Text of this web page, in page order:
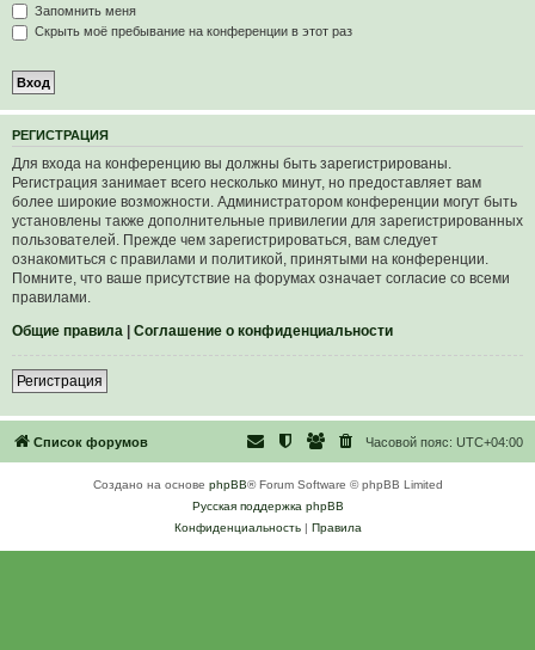
Запомнить меня
Скрыть моё пребывание на конференции в этот раз
РЕГИСТРАЦИЯ
Для входа на конференцию вы должны быть зарегистрированы.
Регистрация занимает всего несколько минут, но предоставляет вам
более широкие возможности. Администратором конференции могут быть
установлены также дополнительные привилегии для зарегистрированных
пользователей. Прежде чем зарегистрироваться, вам следует
ознакомиться с правилами и политикой, принятыми на конференции.
Помните, что ваше присутствие на форумах означает согласие со всеми
правилами.
Общие правила | Соглашение о конфиденциальности
Регистрация
Список форумов Часовой пояс: UTC+04:00
Создано на основе phpBB® Forum Software © phpBB Limited
Русская поддержка phpBB
Конфиденциальность| Правила